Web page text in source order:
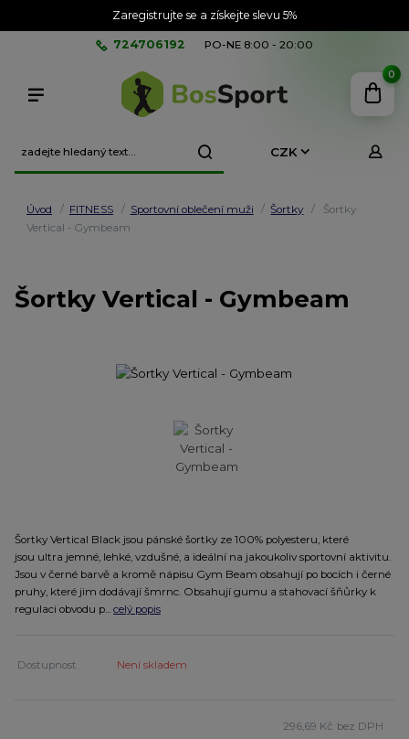
Zaregistrujte se a získejte slevu 5%
CZK
724706192 PO-NE 8:00 - 20:00
0
Úvod FITNESS Sportovní oblečení muži Šortky
Šortky
Vertical - Gymbeam
Šortky Vertical - Gymbeam
Šortky Vertical Black jsou pánské šortky ze 100% polyesteru, které
jsou ultra jemné, lehké, vzdušné, a ideální na jakoukoliv sportovní aktivitu.
Jsou v černé barvě a kromě nápisu Gym Beam obsahují po bocích i černé
pruhy, které jim dodávají šmrnc. Obsahují gumu a stahovací šňůrky k
regulaci obvodu p... celý popis
Dostupnost Není skladem
296,69 Kč bez DPH